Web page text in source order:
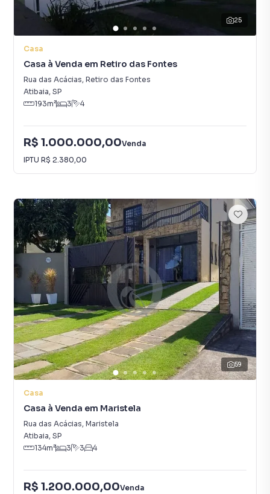
25
Casa
Casa à Venda em Retiro das Fontes
Rua das Acácias, Retiro das Fontes
Atibaia, SP
193m² 3 4
R$ 1.000.000,00Venda
IPTU R$ 2.380,00
59
Casa
Casa à Venda em Maristela
Rua das Acácias, Maristela
Atibaia, SP
134m² 3 3 4
R$ 1.200.000,00Venda